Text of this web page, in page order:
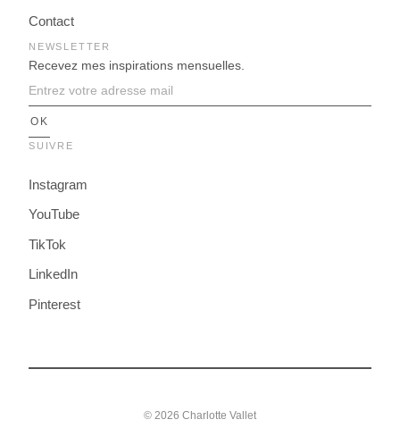
Contact
NEWSLETTER
Recevez mes inspirations mensuelles.
SUIVRE
Instagram
YouTube
TikTok
LinkedIn
Pinterest
© 2026 Charlotte Vallet